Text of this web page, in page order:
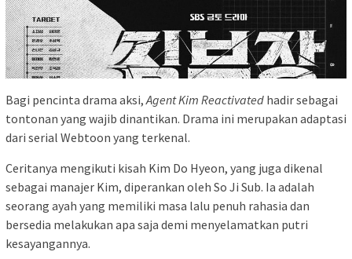
Bagi pencinta drama aksi,Agent Kim Reactivated hadir sebagai
tontonan yang wajib dinantikan. Drama ini merupakan adaptasi
dari serial Webtoon yang terkenal.
Ceritanya mengikuti kisah Kim Do Hyeon, yang juga dikenal
sebagai manajer Kim, diperankan oleh So Ji Sub. Ia adalah
seorang ayah yang memiliki masa lalu penuh rahasia dan
bersedia melakukan apa saja demi menyelamatkan putri
kesayangannya.